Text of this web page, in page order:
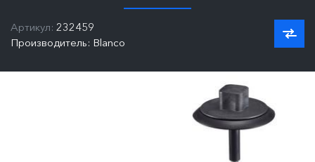
Артикул: 232459
Производитель: Blanco